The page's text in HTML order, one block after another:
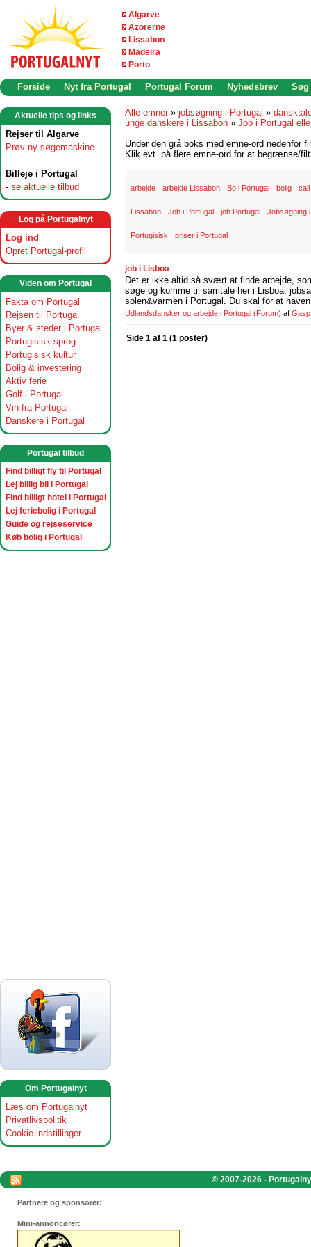
Algarve
Azorerne
Lissabon
Madeira
Porto
Forside Nyt fra Portugal Portugal Forum Nyhedsbrev Søg
Aktuelle tips og links
Rejser til Algarve
Prøv ny søgemaskine
Billeje i Portugal
- se aktuelle tilbud
Log på Portugalnyt
Log ind
Opret Portugal-profil
Viden om Portugal
Fakta om Portugal
Rejsen til Portugal
Byer & steder i Portugal
Portugisisk sprog
Portugisisk kultur
Bolig & investering
Aktiv ferie
Golf i Portugal
Vin fra Portugal
Danskere i Portugal
Portugal tilbud
Find billigt fly til Portugal
Lej billig bil i Portugal
Find billigt hotel i Portugal
Lej feriebolig i Portugal
Guide og rejseservice
Køb bolig i Portugal
Om Portugalnyt
Læs om Portugalnyt
Privatlivspolitik
Cookie indstillinger
Alle emner » jobsøgning i Portugal »
unge danskere i Lissabon » Job i Portugal
Under den grå boks med emne-ord nedenfor
Klik evt. på flere emne-ord for at begrænse/
arbejde arbejde Lissabon Bo i Portugal bolig
Lissabon Job i Portugal job Portugal Jobsøgning
Portugisisk priser i Portugal
job i Lisboa
Det er ikke altid så svært at finde arbejde,
søge og komme til samtale her i Lisboa.
solen&varmen i Portugal. Du skal for at
Udlandsdansker og arbejde i Portugal (Forum) af
Side 1 af 1 (1 poster)
© 2007-2026 -
Partnere og sponsorer:
Mini-annoncører: